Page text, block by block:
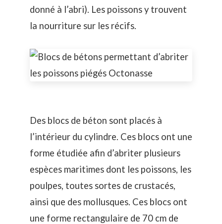
donné à l’abri). Les poissons y trouvent
la nourriture sur les récifs.
Des blocs de béton sont placés à
l’intérieur du cylindre. Ces blocs ont une
forme étudiée afin d’abriter plusieurs
espèces maritimes dont les poissons, les
poulpes, toutes sortes de crustacés,
ainsi que des mollusques. Ces blocs ont
une forme rectangulaire de 70 cm de